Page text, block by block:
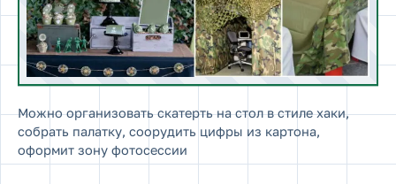
Можно организовать скатерть на стол в стиле хаки,
собрать палатку, соорудить цифры из картона,
оформит зону фотосессии